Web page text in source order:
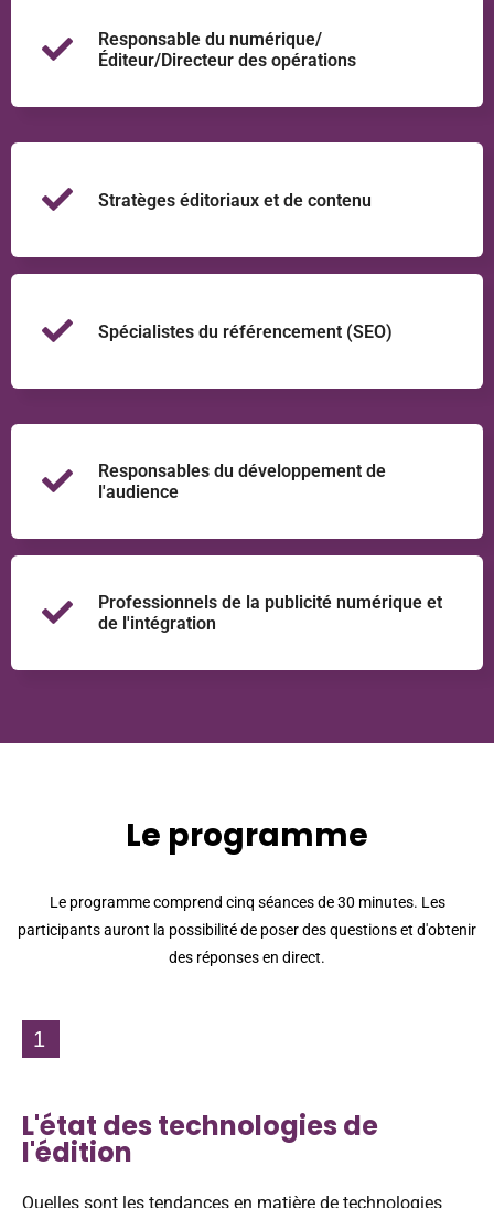
Responsable du numérique/
Éditeur/Directeur des opérations
Stratèges éditoriaux et de contenu
Spécialistes du référencement (SEO)
Responsables du développement de
l'audience
Professionnels de la publicité numérique et
de l'intégration
Le programme
Le programme comprend cinq séances de 30 minutes. Les
participants auront la possibilité de poser des questions et d'obtenir
des réponses en direct.
1
L'état des technologies de
l'édition
Quelles sont les tendances en matière de technologies